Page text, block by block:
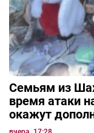
Семьям из
время атаки
окажут